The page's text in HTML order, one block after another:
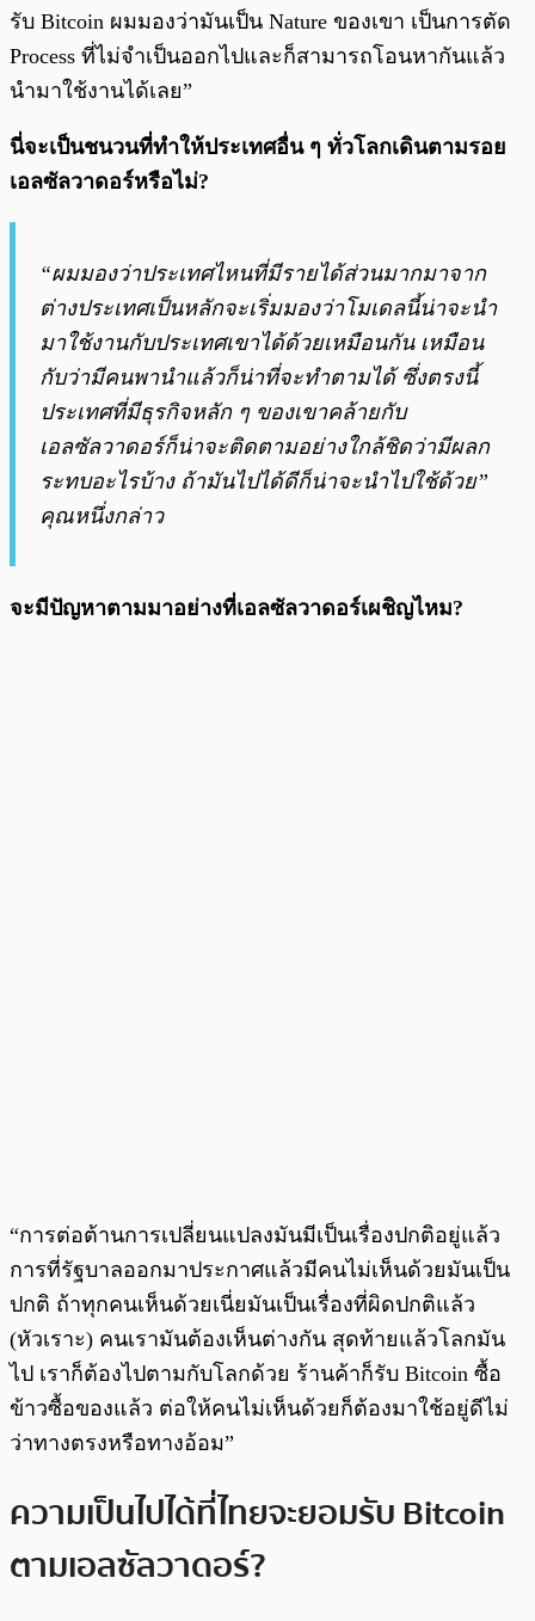
รับ Bitcoin ผมมองว่ามันเป็น Nature ของเขา เป็นการตัด
Process ที่ไม่จำเป็นออกไปและก็สามารถโอนหากันแล้ว
นำมาใช้งานได้เลย”
นี่จะเป็นชนวนที่ทำให้ประเทศอื่น ๆ ทั่วโลกเดินตามรอย
เอลซัลวาดอร์หรือไม่?
“ผมมองว่าประเทศไหนที่มีรายได้ส่วนมากมาจาก
ต่างประเทศเป็นหลักจะเริ่มมองว่าโมเดลนี้น่าจะนำ
มาใช้งานกับประเทศเขาได้ด้วยเหมือนกัน เหมือน
กับว่ามีคนพานำแล้วก็น่าที่จะทำตามได้ ซึ่งตรงนี้
ประเทศที่มีธุรกิจหลัก ๆ ของเขาคล้ายกับ
เอลซัลวาดอร์ก็น่าจะติดตามอย่างใกล้ชิดว่ามีผลก
ระทบอะไรบ้าง ถ้ามันไปได้ดีก็น่าจะนำไปใช้ด้วย”
คุณหนึ่งกล่าว
จะมีปัญหาตามมาอย่างที่เอลซัลวาดอร์เผชิญไหม?
“การต่อต้านการเปลี่ยนแปลงมันมีเป็นเรื่องปกติอยู่แล้ว
การที่รัฐบาลออกมาประกาศแล้วมีคนไม่เห็นด้วยมันเป็น
ปกติ ถ้าทุกคนเห็นด้วยเนี่ยมันเป็นเรื่องที่ผิดปกติแล้ว
(หัวเราะ) คนเรามันต้องเห็นต่างกัน สุดท้ายแล้วโลกมัน
ไป เราก็ต้องไปตามกับโลกด้วย ร้านค้าก็รับ Bitcoin ซื้อ
ข้าวซื้อของแล้ว ต่อให้คนไม่เห็นด้วยก็ต้องมาใช้อยู่ดีไม่
ว่าทางตรงหรือทางอ้อม”
ความเป็นไปได้ที่ไทยจะยอมรับ Bitcoin
ตามเอลซัลวาดอร์?